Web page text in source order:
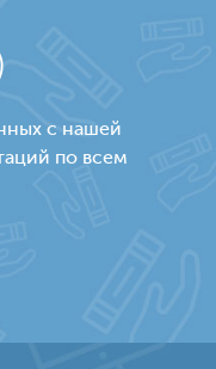
с нашей
по всем